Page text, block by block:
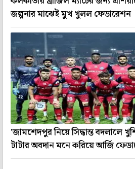
জল্পনার মাঝেই মুখ খুলল ফেডারেশন
'জামশেদপুর নিয়ে সিদ্ধান্ত বদলালে
টাটার অবদান মনে করিয়ে আর্জি